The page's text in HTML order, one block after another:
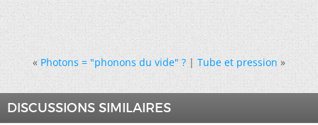
« Photons = "phonons du vide" ?|Tube et pression »
DISCUSSIONS SIMILAIRES